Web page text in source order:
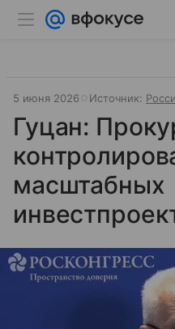
5 июня 2026 Источник:
Гуцан:
масштабных